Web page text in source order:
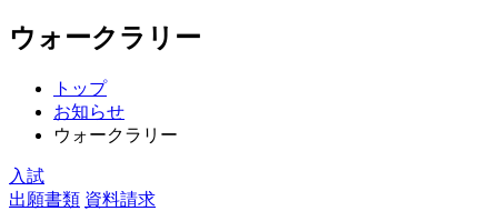
ウォークラリー
トップ
お知らせ
ウォークラリー
入試
出願書類 資料請求